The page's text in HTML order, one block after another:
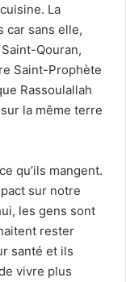
La
car sans elle,
Qouran,
Saint-Prophète
Rassoulallah
la même terre
qu’ils mangent.
sur notre
les gens sont
rester
santé et ils
vivre plus